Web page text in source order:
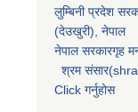
लुम्बिनी प्रदेश
(देउखुरी), नेपाल
नेपाल सरकारगृह
श्रम
Click गर्नुहोस